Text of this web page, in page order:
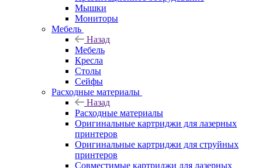
Мышки
Мониторы
Мебель
Назад
Мебель
Кресла
Столы
Сейфы
Расходные материалы
Назад
Расходные материалы
Оригинальные картриджи для лазерных
принтеров
Оригинальные картриджи для струйных
принтеров
Совместимые картриджи для лазерных